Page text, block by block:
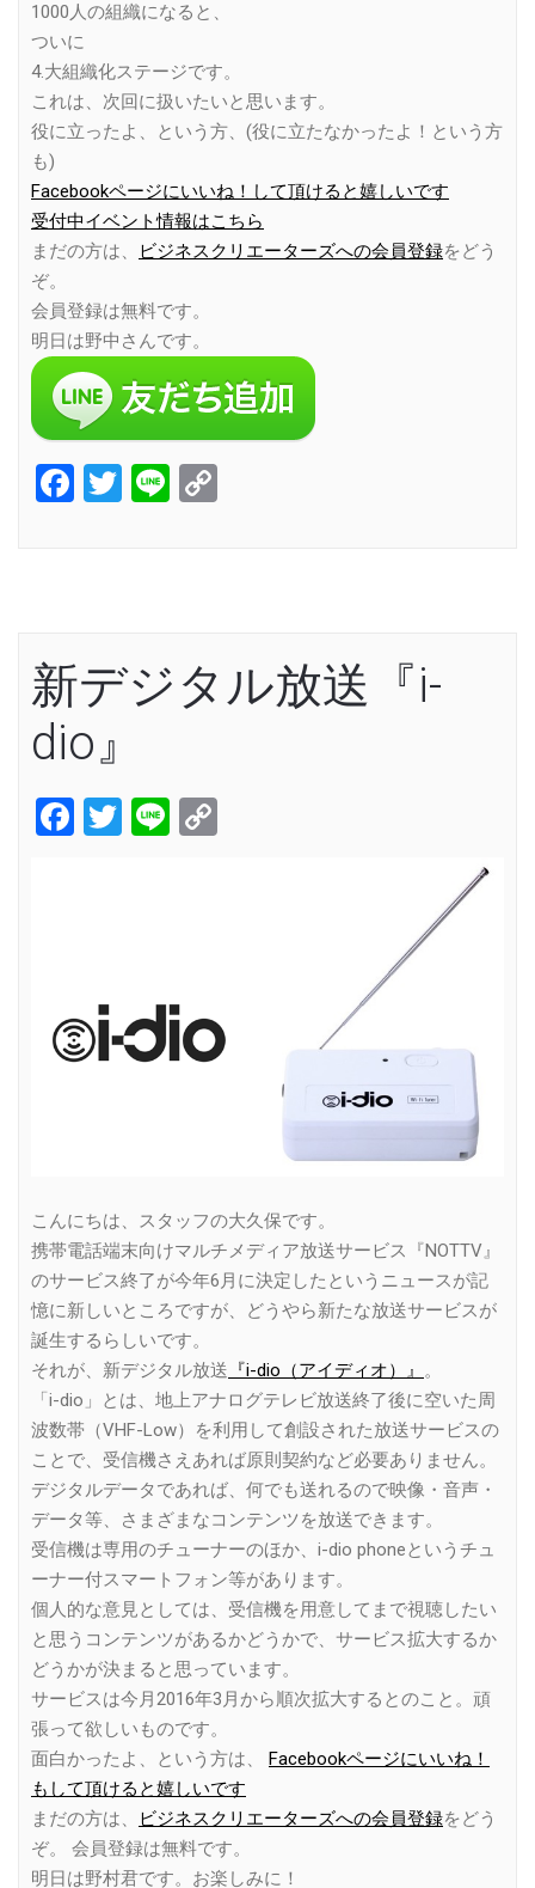
1000人の組織になると、
ついに
4.大組織化ステージです。
これは、次回に扱いたいと思います。
役に立ったよ、という方、(役に立たなかったよ！という方
も)
Facebookページにいいね！して頂けると嬉しいです
受付中イベント情報はこちら
まだの方は、
ビジネスクリエーターズへの会員登録をどう
ぞ。
会員登録は無料です。
明日は野中さんです。
Facebook
Twitter
Line
新デジタル放送『i-
dio』
Facebook
Twitter
Line
こんにちは、スタッフの大久保です。
携帯電話端末向けマルチメディア放送サービス『NOTTV』
のサービス終了が今年6月に決定したというニュースが記
憶に新しいところですが、どうやら新たな放送サービスが
誕生するらしいです。
それが、新デジタル放送 『i-dio（アイディオ）』 。
「i-dio」とは、地上アナログテレビ放送終了後に空いた周
波数帯（VHF-Low）を利用して創設された放送サービスの
ことで、受信機さえあれば原則契約など必要ありません。
デジタルデータであれば、何でも送れるので映像・音声・
データ等、さまざまなコンテンツを放送できます。
受信機は専用のチューナーのほか、i-dio phoneというチュ
ーナー付スマートフォン等があります。
個人的な意見としては、受信機を用意してまで視聴したい
と思うコンテンツがあるかどうかで、サービス拡大するか
どうかが決まると思っています。
サービスは今月2016年3月から順次拡大するとのこと。頑
張って欲しいものです。
面白かったよ、という方は、 Facebookページにいいね！
もして頂けると嬉しいです
まだの方は、
ビジネスクリエーターズへの会員登録をどう
ぞ。 会員登録は無料です。
明日は野村君です。お楽しみに！